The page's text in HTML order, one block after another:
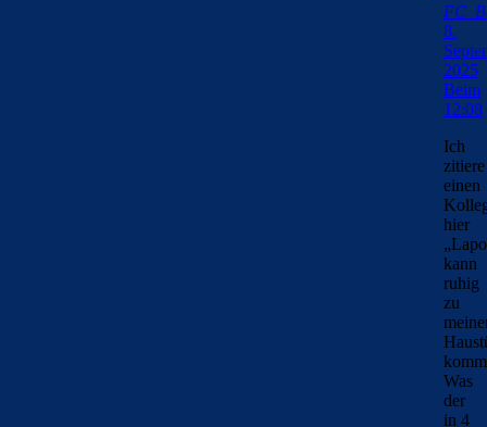
8.
2025
Beim
12:08
Ich
zitiere
einen
hier
kann
ruhig
zu
Was
der
in 4